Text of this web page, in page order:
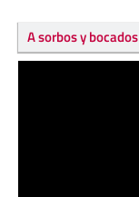
A sorbos y bocados